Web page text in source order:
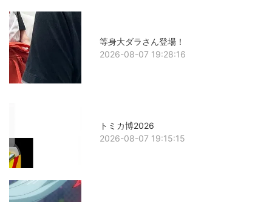
等身大ダラさん登場！
2026-08-07 19:28:16
トミカ博2026
2026-08-07 19:15:15